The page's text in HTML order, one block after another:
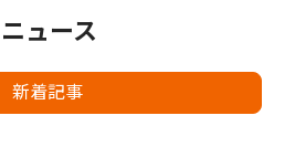
ュース
新着記事